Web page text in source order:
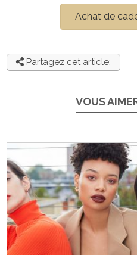
Achat de
Partagez cet article:
VOUS